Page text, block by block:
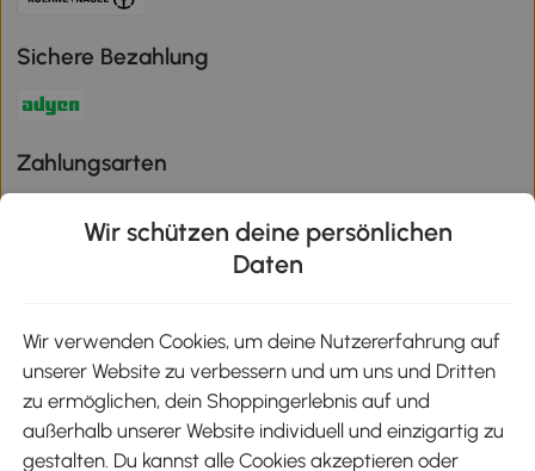
Sichere Bezahlung
Zahlungsarten
Aosom-App
Wir schützen deine persönlichen
Daten
Wir verwenden Cookies, um deine Nutzererfahrung auf
unserer Website zu verbessern und um uns und Dritten
zu ermöglichen, dein Shoppingerlebnis auf und
außerhalb unserer Website individuell und einzigartig zu
gestalten. Du kannst alle Cookies akzeptieren oder